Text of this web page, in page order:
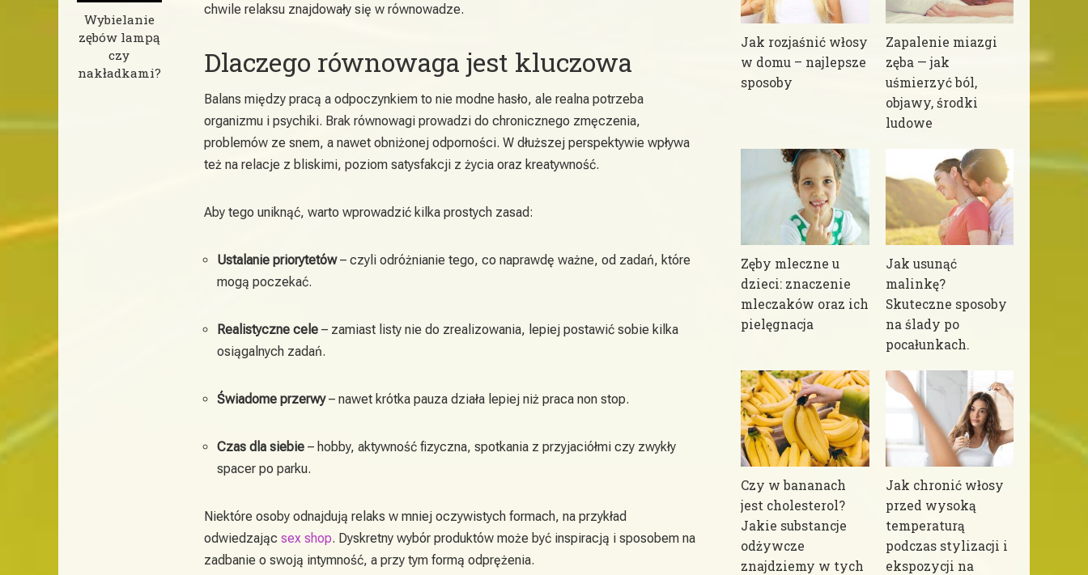
Wybielanie
zębów lampą
czy
nakładkami?
chwile relaksu znajdowały się w równowadze.
Dlaczego równowaga jest kluczowa
Balans między pracą a odpoczynkiem to nie modne hasło, ale realna potrzeba
organizmu i psychiki. Brak równowagi prowadzi do chronicznego zmęczenia,
problemów ze snem, a nawet obniżonej odporności. W dłuższej perspektywie wpływa
też na relacje z bliskimi, poziom satysfakcji z życia oraz kreatywność.
Aby tego uniknąć, warto wprowadzić kilka prostych zasad:
Ustalanie priorytetów– czyli odróżnianie tego, co naprawdę ważne, od zadań, które
mogą poczekać.
Realistyczne cele – zamiast listy nie do zrealizowania, lepiej postawić sobie kilka
osiągalnych zadań.
Świadome przerwy– nawet krótka pauza działa lepiej niż praca non stop.
Czas dla siebie – hobby, aktywność fizyczna, spotkania z przyjaciółmi czy zwykły
spacer po parku.
Niektóre osoby odnajdują relaks w mniej oczywistych formach, na przykład
odwiedzając sex shop. Dyskretny wybór produktów może być inspiracją i sposobem na
zadbanie o swoją intymność, a przy tym formą odprężenia.
Jak rozjaśnić włosy
w domu – najlepsze
sposoby
Zapalenie miazgi
zęba — jak
uśmierzyć ból,
objawy, środki
ludowe
Zęby mleczne u
dzieci: znaczenie
mleczaków oraz ich
pielęgnacja
Jak usunąć
malinkę?
Skuteczne sposoby
na ślady po
pocałunkach.
Czy w bananach
jest cholesterol?
Jakie substancje
odżywcze
znajdziemy w tych
Jak chronić włosy
przed wysoką
temperaturą
podczas stylizacji i
ekspozycji na